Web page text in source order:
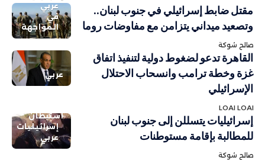
عربي
في
المواجهة
مقتل ضابط إسرائيلي في جنوب لبنان..
وتصعيد ميداني يتزامن مع مفاوضات روما
صالح شوكة
عربي
القاهرة تدعو لضغوط دولية لتنفيذ اتفاق
غزة وخطة ترامب وانسحاب الاحتلال
الإسرائيلي
LOAI LOAI
استيطان
إسرائيليات
عربي
إسرائيليات يتسللن إلى جنوب لبنان
للمطالبة بإقامة مستوطنات
صالح شوكة